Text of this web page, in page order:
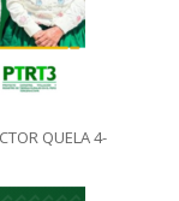
QUELA 4-